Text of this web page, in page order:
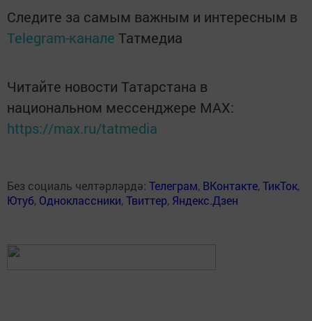
Следите за самым важным и интересным в
Telegram-канале Татмедиа
Читайте новости Татарстана в
национальном мессенджере MАХ:
https://max.ru/tatmedia
Без социаль челтәрләрдә: Телеграм, ВКонтакте,ТикТок,
Ютуб, Одноклассники,Твиттер, Яндекс.Дзен